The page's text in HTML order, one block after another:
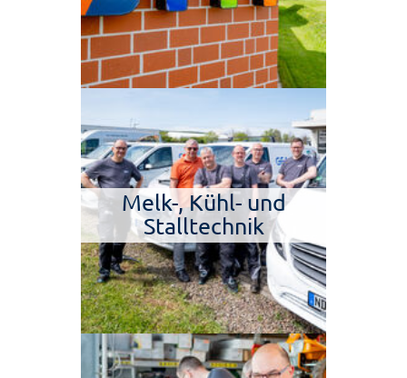
Melk-, Kühl- und
Stalltechnik